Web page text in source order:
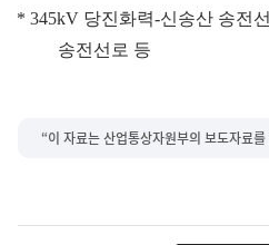
* 345kV 당진화력-신송산 송전
송전선로 등
“이 자료는 산업통상자원부의 보도자료